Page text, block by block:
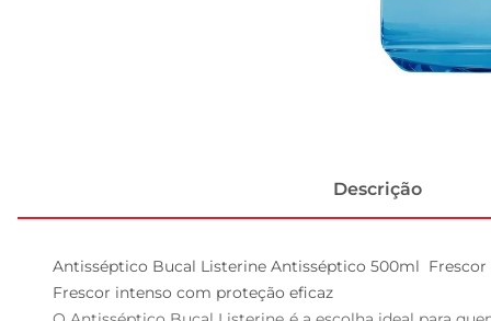
Descrição
Antisséptico Bucal Listerine Antisséptico 500ml  Frescor
Frescor intenso com proteção eficaz